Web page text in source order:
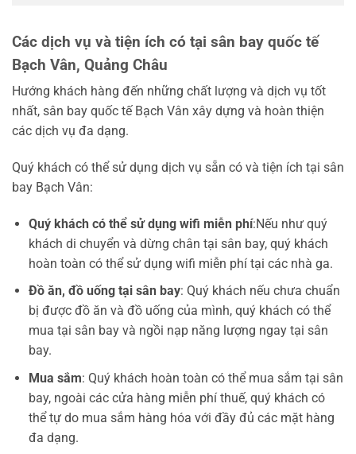
Các dịch vụ và tiện ích có tại sân bay quốc tế
Bạch Vân, Quảng Châu
Hướng khách hàng đến những chất lượng và dịch vụ tốt
nhất, sân bay quốc tế Bạch Vân xây dựng và hoàn thiện
các dịch vụ đa dạng.
Quý khách có thể sử dụng dịch vụ sẵn có và tiện ích tại sân
bay Bạch Vân:
Quý khách có thể sử dụng wifi miễn phí:Nếu như quý
khách di chuyển và dừng chân tại sân bay, quý khách
hoàn toàn có thể sử dụng wifi miễn phí tại các nhà ga.
Đồ ăn, đồ uống tại sân bay: Quý khách nếu chưa chuẩn
bị được đồ ăn và đồ uống của mình, quý khách có thể
mua tại sân bay và ngồi nạp năng lượng ngay tại sân
bay.
Mua sắm: Quý khách hoàn toàn có thể mua sắm tại sân
bay, ngoài các cửa hàng miễn phí thuế, quý khách có
thể tự do mua sắm hàng hóa với đầy đủ các mặt hàng
đa dạng.